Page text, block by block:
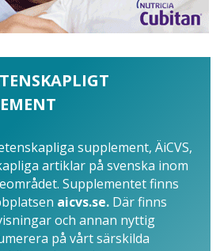
supplement, ÄiCVS,
artiklar på svenska inom
Supplementet finns
aicvs.se. Där finns
och annan nyttig
på vårt särskilda